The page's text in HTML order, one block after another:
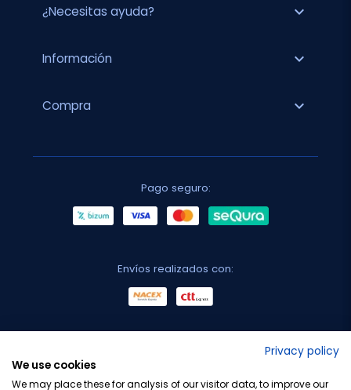
¿Necesitas ayuda? expand_more
Información expand_more
Compra expand_more
Pago seguro:
Envíos realizados con:
Privacy policy
We use cookies
We may place these for analysis of our visitor data, to improve our